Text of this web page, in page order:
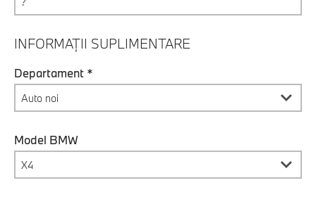
INFORMAȚII SUPLIMENTARE
Departament *
Model BMW